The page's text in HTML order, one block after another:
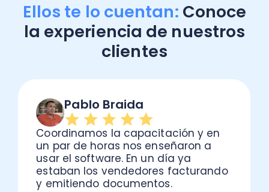
Ellos te lo cuentan: Conoce
la experiencia de nuestros
clientes
Pablo Braida
la capacitación y en
par de horas nos enseñaron a
el software. En un día ya
los vendedores facturando
documentos.